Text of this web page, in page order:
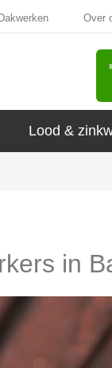
Dakwerken Over
Lood &
in